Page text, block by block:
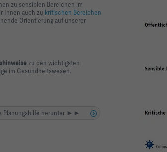
zu sensiblen Bereichen im
Ihnen auch zu kritischen Bereichen
Orientierung auf unserer
zu den wichtigsten
im Gesundheitswesen.
Planungshilfe herunter ►►